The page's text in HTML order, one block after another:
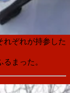
れぞれが持参した
まった。